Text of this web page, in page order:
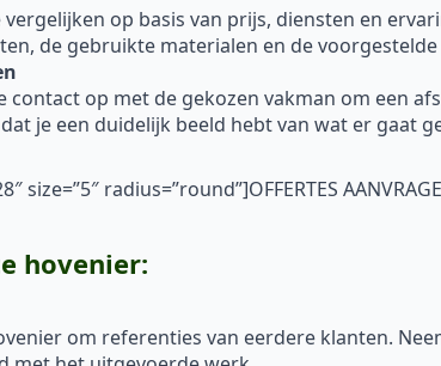
op basis van prijs, diensten en
de gebruikte materialen en de
contact op met de gekozen vakman om een
je een duidelijk beeld hebt van wat er gaat
radius=”round”]OFFERTES
hovenier:
om referenties van eerdere klanten.